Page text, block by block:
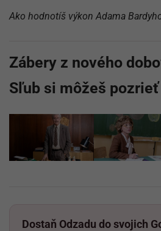
Ako hodnotíš výkon Adama
Zábery z nového
Sľub si môžeš pozrieť
Dostaň Odzadu do svojich